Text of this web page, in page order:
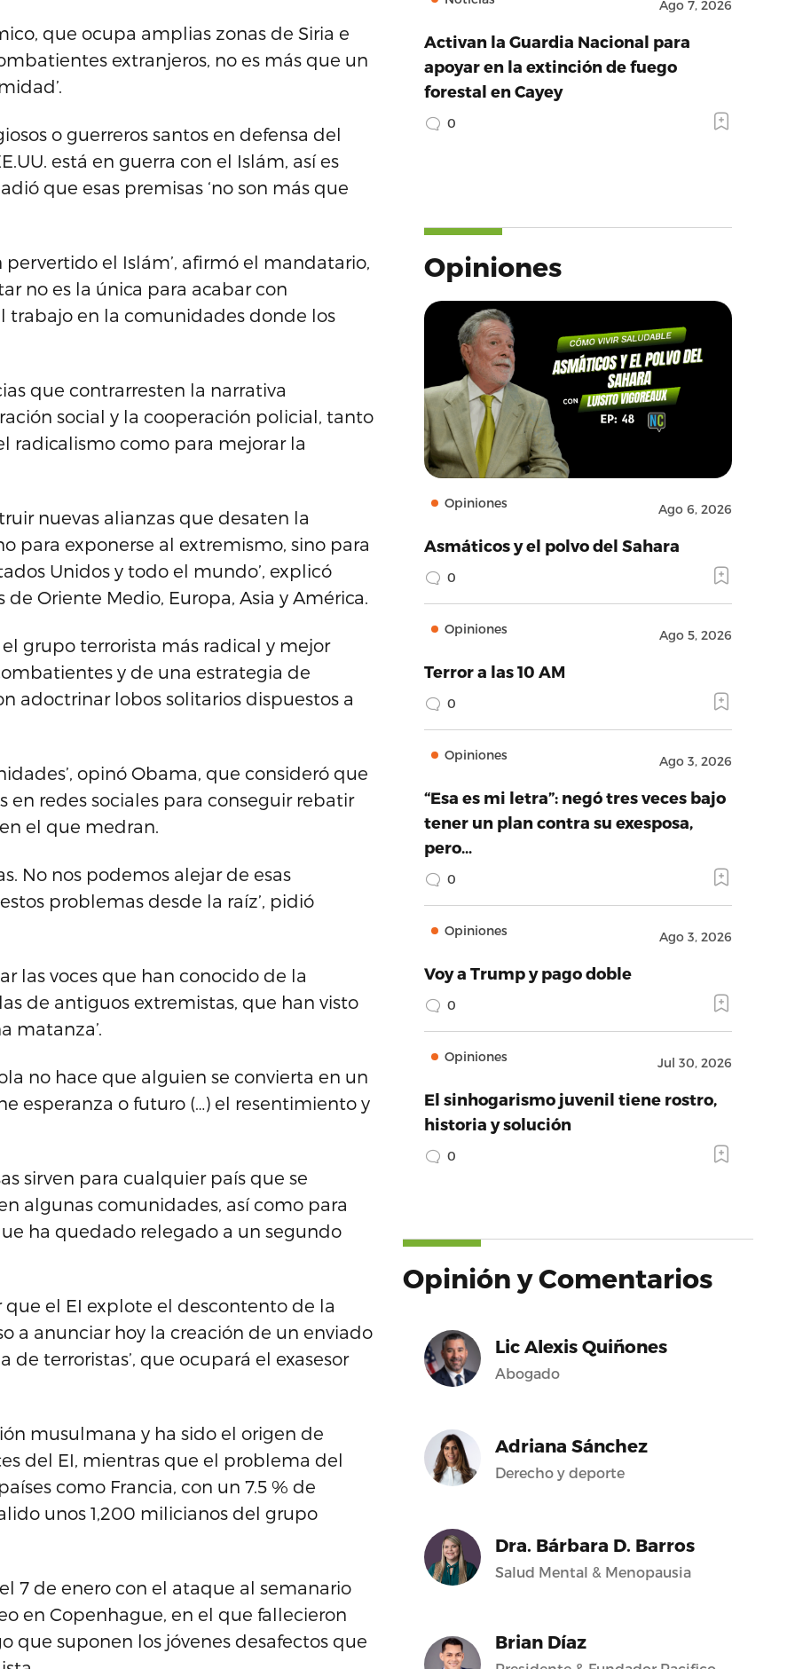
que ocupa amplias zonas de Siria e
extranjeros, no es más que un
o guerreros santos en defensa del
está en guerra con el Islám, así es
que esas premisas ‘no son más que
el Islám’, afirmó el mandatario,
no es la única para acabar con
trabajo en la comunidades donde los
que contrarresten la narrativa
social y la cooperación policial, tanto
radicalismo como para mejorar la
nuevas alianzas que desaten la
para exponerse al extremismo, sino para
Unidos y todo el mundo’, explicó
Oriente Medio, Europa, Asia y América.
grupo terrorista más radical y mejor
y de una estrategia de
adoctrinar lobos solitarios dispuestos a
opinó Obama, que consideró que
redes sociales para conseguir rebatir
el que medran.
No nos podemos alejar de esas
problemas desde la raíz’, pidió
las voces que han conocido de la
de antiguos extremistas, que han visto
matanza’.
no hace que alguien se convierta en un
esperanza o futuro (…) el resentimiento y
sirven para cualquier país que se
algunas comunidades, así como para
ha quedado relegado a un segundo
el EI explote el descontento de la
a anunciar hoy la creación de un enviado
terroristas’, que ocupará el exasesor
musulmana y ha sido el origen de
del EI, mientras que el problema del
como Francia, con un 7.5 % de
unos 1,200 milicianos del grupo
7 de enero con el ataque al semanario
en Copenhague, en el que fallecieron
que suponen los jóvenes desafectos que
Ago 7, 2026
Activan la Guardia Nacional para
apoyar en la extinción de fuego
forestal en Cayey
0
Opiniones
Opiniones Ago 6, 2026
Asmáticos y el polvo del Sahara
0
Opiniones Ago 5, 2026
Terror a las 10 AM
0
Opiniones Ago 3, 2026
“Esa es mi letra”: negó tres veces bajo
tener un plan contra su exesposa,
pero…
0
Opiniones Ago 3, 2026
Voy a Trump y pago doble
0
Opiniones Jul 30, 2026
El sinhogarismo juvenil tiene rostro,
historia y solución
0
Opinión y Comentarios
Lic Alexis Quiñones
Abogado
Adriana Sánchez
Derecho y deporte
Dra. Bárbara D. Barros
Salud Mental & Menopausia
Brian Díaz